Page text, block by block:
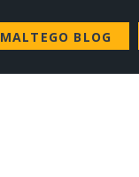
MALTEGO BLOG